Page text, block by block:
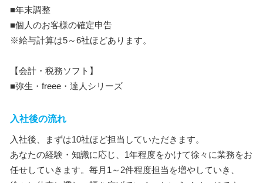
■年末調整
■個人のお客様の確定申告
※給与計算は5～6社ほどあります。
【会計・税務ソフト】
■弥生・freee・達人シリーズ
入社後の流れ
入社後、まずは10社ほど担当していただきます。
あなたの経験・知識に応じ、1年程度をかけて徐々に業務をお
任せしていきます。毎月1～2件程度担当を増やしていき、